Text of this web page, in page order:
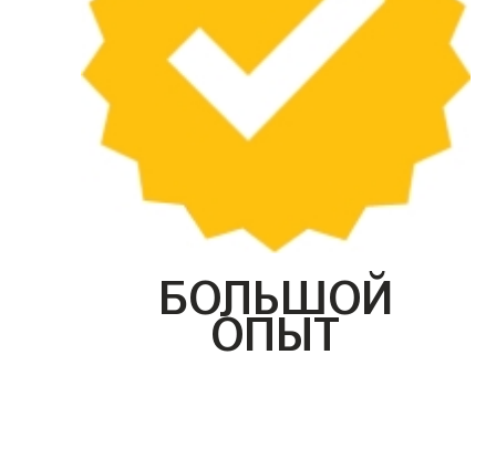
БОЛЬШОЙ
ОПЫТ